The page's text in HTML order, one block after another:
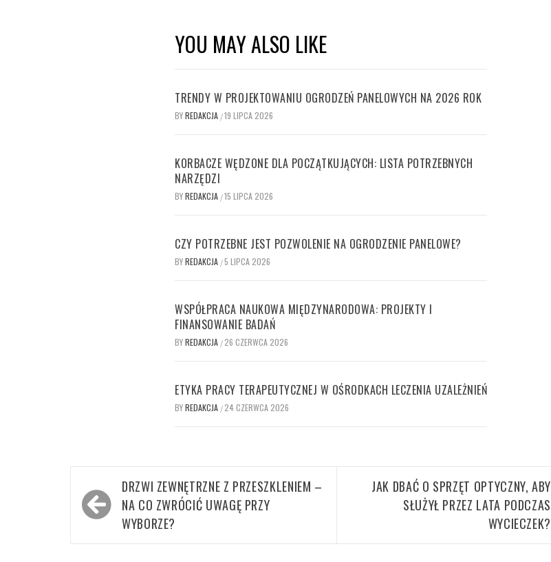
YOU MAY ALSO LIKE
TRENDY W PROJEKTOWANIU OGRODZEŃ PANELOWYCH NA 2026 ROK
BYREDAKCJA /19 LIPCA 2026
KORBACZE WĘDZONE DLA POCZĄTKUJĄCYCH: LISTA POTRZEBNYCH
NARZĘDZI
BYREDAKCJA /15 LIPCA 2026
CZY POTRZEBNE JEST POZWOLENIE NA OGRODZENIE PANELOWE?
BYREDAKCJA /5 LIPCA 2026
WSPÓŁPRACA NAUKOWA MIĘDZYNARODOWA: PROJEKTY I
FINANSOWANIE BADAŃ
BYREDAKCJA / 26 CZERWCA 2026
ETYKA PRACY TERAPEUTYCZNEJ W OŚRODKACH LECZENIA UZALEŻNIEŃ
BYREDAKCJA / 24 CZERWCA 2026
Nawigacja
wpisu
DRZWI ZEWNĘTRZNE Z PRZESZKLENIEM –
NA CO ZWRÓCIĆ UWAGĘ PRZY
WYBORZE?
JAK DBAĆ O SPRZĘT OPTYCZNY, ABY
SŁUŻYŁ PRZEZ LATA PODCZAS
WYCIECZEK?